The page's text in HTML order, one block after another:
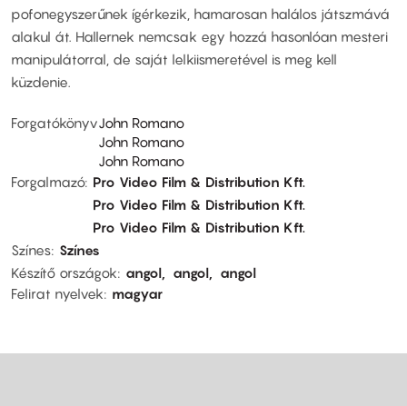
pofonegyszerűnek ígérkezik, hamarosan halálos játszmává
alakul át. Hallernek nemcsak egy hozzá hasonlóan mesteri
manipulátorral, de saját lelkiismeretével is meg kell
küzdenie.
ForgatókönyvJohn Romano
John Romano
John Romano
Forgalmazó Pro Video Film & Distribution Kft.
Pro Video Film & Distribution Kft.
Pro Video Film & Distribution Kft.
Színes Színes
Készítő országok
angol angol
angol
Felirat nyelvek
magyar